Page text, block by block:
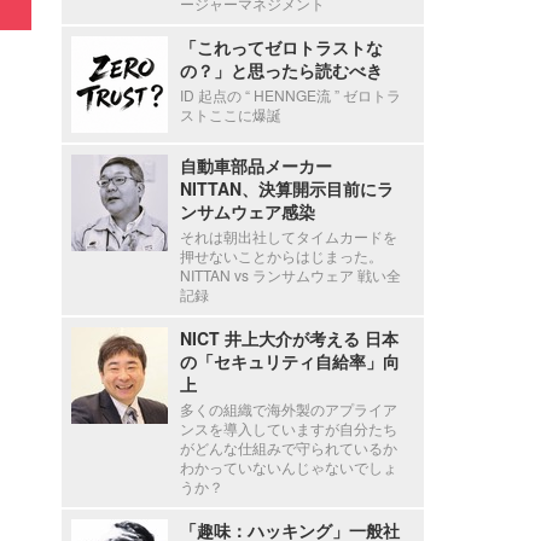
「これってゼロトラストな
の？」と思ったら読むべき
ID 起点の “ HENNGE流 ” ゼロトラ
ストここに爆誕
自動車部品メーカー
NITTAN、決算開示目前にラ
ンサムウェア感染
それは朝出社してタイムカードを
押せないことからはじまった。
NITTAN vs ランサムウェア 戦い全
記録
NICT 井上大介が考える 日本
の「セキュリティ自給率」向
上
多くの組織で海外製のアプライア
ンスを導入していますが自分たち
がどんな仕組みで守られているか
わかっていないんじゃないでしょ
うか？
「趣味：ハッキング」一般社